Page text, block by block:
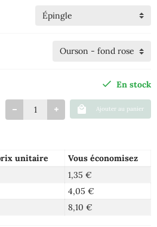
En stock
Ajouter au panier
unitaire
Vous économisez
1,35 €
4,05 €
8,10 €